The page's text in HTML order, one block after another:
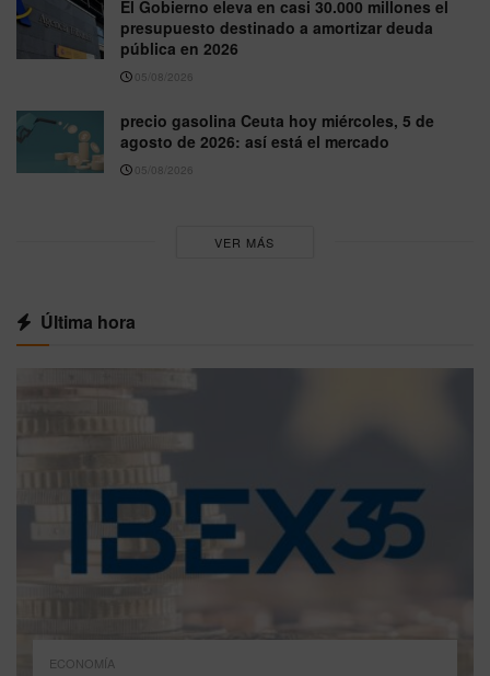
El Gobierno eleva en casi 30.000 millones el
presupuesto destinado a amortizar deuda
pública en 2026
05/08/2026
precio gasolina Ceuta hoy miércoles, 5 de
agosto de 2026: así está el mercado
05/08/2026
VER MÁS
Última hora
ECONOMÍA